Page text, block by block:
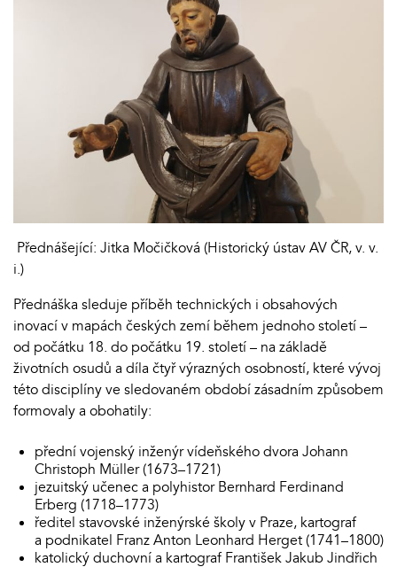
Přednášející: Jitka Močičková (Historický ústav AV ČR, v. v.
i.)
Přednáška sleduje příběh technických i obsahových
inovací v mapách českých zemí během jednoho století –
od počátku 18. do počátku 19. století – na základě
životních osudů a díla čtyř výrazných osobností, které vývoj
této disciplíny ve sledovaném období zásadním způsobem
formovaly a obohatily:
přední vojenský inženýr vídeňského dvora Johann
Christoph Müller (1673–1721)
jezuitský učenec a polyhistor Bernhard Ferdinand
Erberg (1718–1773)
ředitel stavovské inženýrské školy v Praze, kartograf
a podnikatel Franz Anton Leonhard Herget (1741–1800)
katolický duchovní a kartograf František Jakub Jindřich